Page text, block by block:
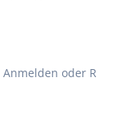
Anmelden oder R